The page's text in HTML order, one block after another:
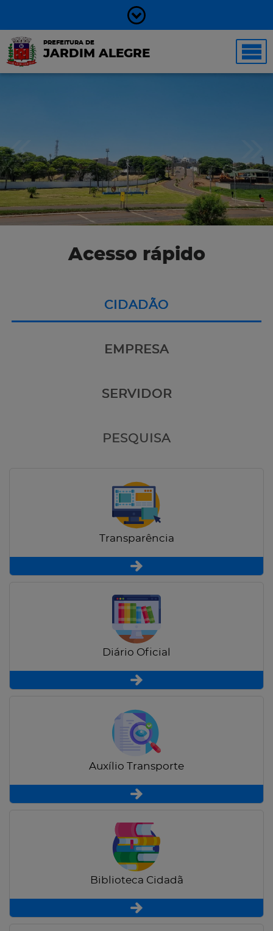
PREFEITURA DE
JARDIM ALEGRE
Acesso rápido
CIDADÃO
EMPRESA
SERVIDOR
PESQUISA
Transparência
Diário Oficial
Auxílio Transporte
Biblioteca Cidadã